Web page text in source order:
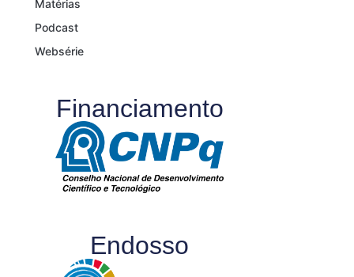
Matérias
Podcast
Websérie
Financiamento
Endosso